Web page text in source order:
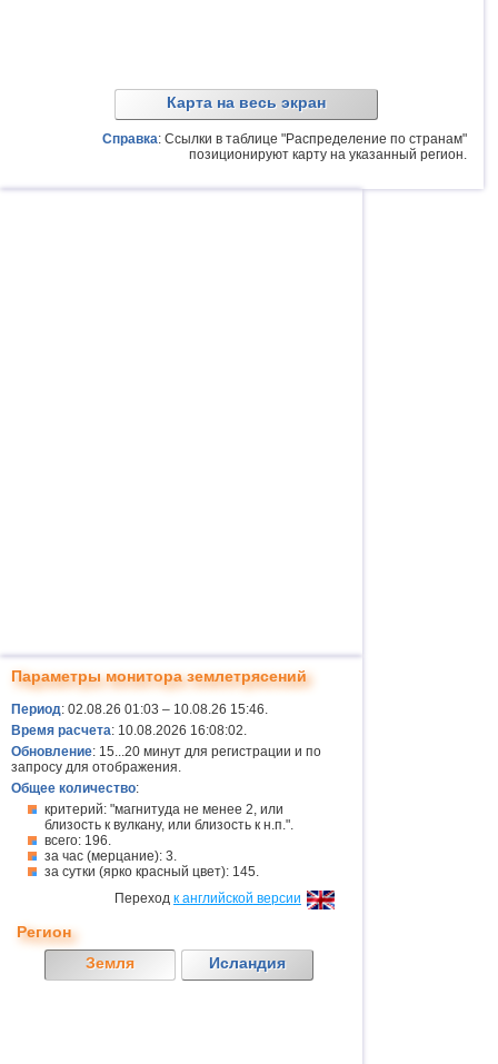
Карта на весь экран
Справка: Ссылки в таблице "Распределение по странам"
позиционируют карту на указанный регион.
Параметры монитора землетрясений
Период: 02.08.26 01:03 – 10.08.26 15:46.
Время расчета: 10.08.2026 16:08:02.
Обновление: 15...20 минут для регистрации и по
запросу для отображения.
Общее количество:
критерий: "магнитуда не менее 2, или
близость к вулкану, или близость к н.п.".
всего: 196.
за час (мерцание): 3.
за сутки (ярко красный цвет): 145.
Переход к английской версии
Регион
Земля
Исландия